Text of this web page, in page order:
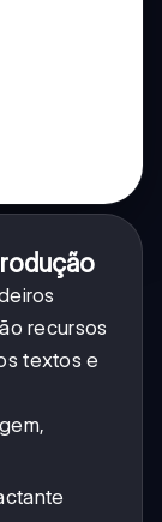
recursos
textos e